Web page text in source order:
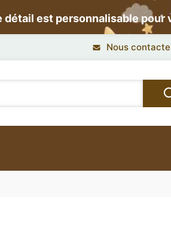
détail est personnalisable pour
Nous